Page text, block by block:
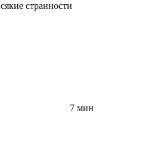
странности
7 мин